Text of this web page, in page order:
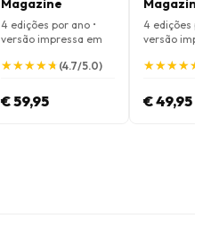
Magazine
4 edições por ano •
versão impressa em
★
★★
★★
★★
★★
★ (4.7/5.0)
€ 59,95
Magazine
4 edições por
versão
★
★★
★★
★★
★★
★
€ 49,95